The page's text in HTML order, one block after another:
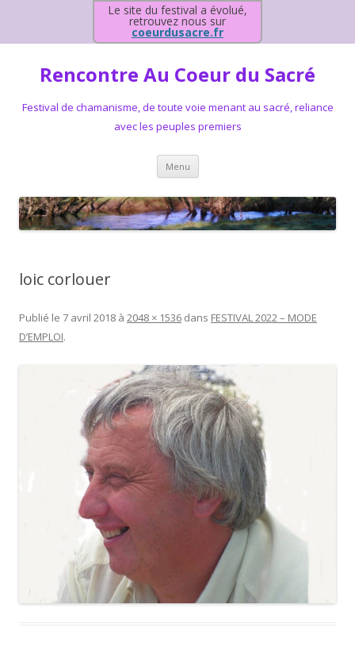
Le site du festival a évolué,
retrouvez nous sur
coeurdusacre.fr
Rencontre Au Coeur du Sacré
Festival de chamanisme, de toute voie menant au sacré, reliance
avec les peuples premiers
Menu Aller au contenu principal
loic corlouer
Publié le 7 avril 2018 à 2048 × 1536 dans FESTIVAL 2022 – MODE
D’EMPLOI.